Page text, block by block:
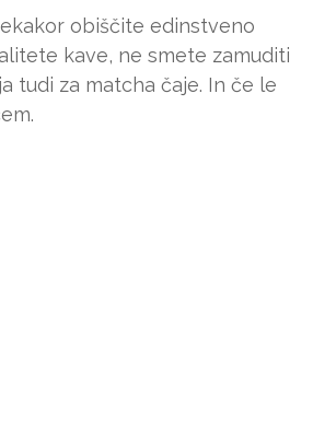
obiščite edinstveno
kave, ne smete zamuditi
tudi za matcha čaje. In če le